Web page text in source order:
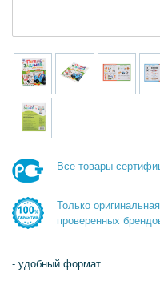
Все товары
Только
проверенных
- удобный формат